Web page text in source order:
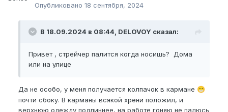
Опубликовано 18 сентября, 2024
В 18.09.2024 в 08:44, DELOVOY сказал:
Привет , стрейчер палится когда носишь? Дома
или на улице
Да не особо, у меня получается колпачок в кармане 😁
почти сбоку. В карманы всякой хрени положил, и
верхнюю одежду подлиннее, на работе гоняю не палюсь